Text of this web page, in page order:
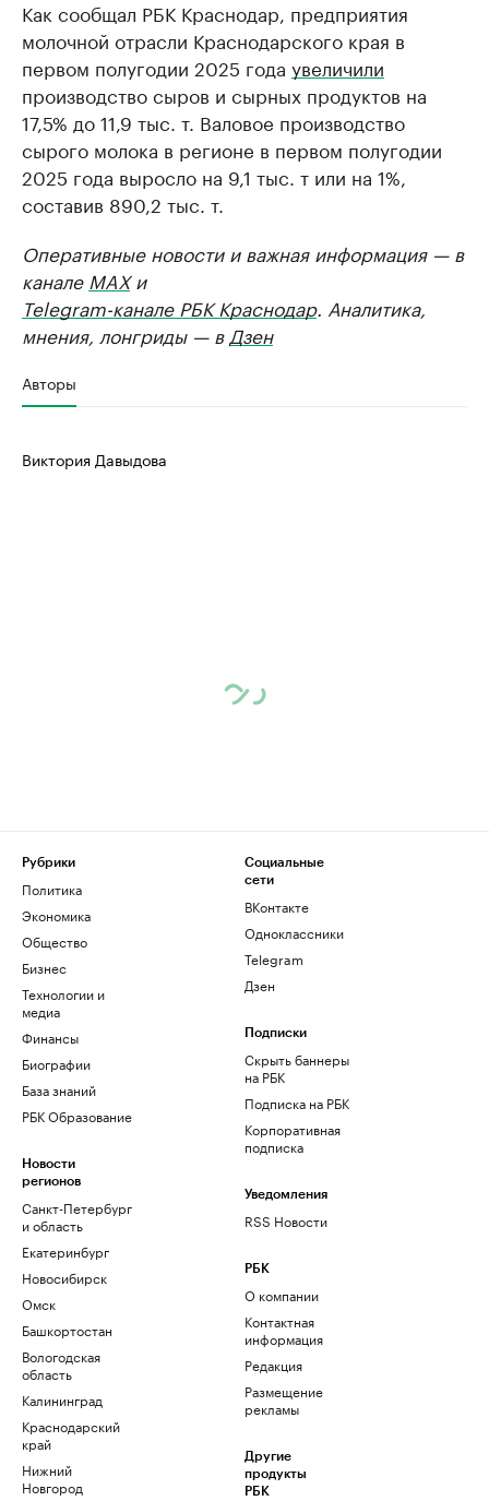
Как сообщал РБК Краснодар, предприятия
молочной отрасли Краснодарского края в
первом полугодии 2025 года увеличили
производство сыров и сырных продуктов на
17,5% до 11,9 тыс. т. Валовое производство
сырого молока в регионе в первом полугодии
2025 года выросло на 9,1 тыс. т или на 1%,
составив 890,2 тыс. т.
Оперативные новости и важная информация — в
канале MAXи
Telegram-канале РБК Краснодар. Аналитика,
мнения, лонгриды — в Дзен
Авторы
Виктория Давыдова
Рубрики
Политика
Экономика
Общество
Бизнес
Технологии и
медиа
Финансы
Биографии
База знаний
РБК Образование
Новости
регионов
Санкт-Петербург
и область
Екатеринбург
Новосибирск
Омск
Башкортостан
Вологодская
область
Калининград
Краснодарский
край
Нижний
Новгород
Социальные
сети
ВКонтакте
Одноклассники
Telegram
Дзен
Подписки
Скрыть баннеры
на РБК
Подписка на РБК
Корпоративная
подписка
Уведомления
RSS Новости
РБК
О компании
Контактная
информация
Редакция
Размещение
рекламы
Другие
продукты
РБК